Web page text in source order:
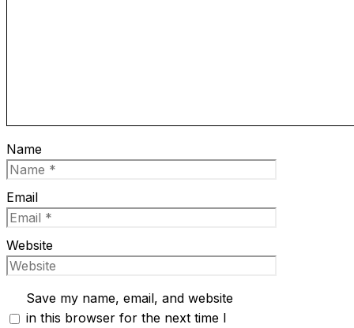
Name
Email
Website
Save my name, email, and website
in this browser for the next time I